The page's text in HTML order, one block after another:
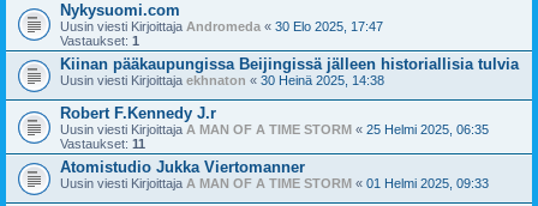
Nykysuomi.com
Uusin viesti Kirjoittaja Andromeda « 30 Elo 2025, 17:47
Vastaukset: 1
Kiinan pääkaupungissa Beijingissä jälleen historiallisia tulvia
Uusin viesti Kirjoittaja ekhnaton « 30 Heinä 2025, 14:38
Robert F.Kennedy J.r
Uusin viesti Kirjoittaja A MAN OF A TIME STORM « 25 Helmi 2025, 06:35
Vastaukset: 11
Atomistudio Jukka Viertomanner
Uusin viesti Kirjoittaja A MAN OF A TIME STORM « 01 Helmi 2025, 09:33